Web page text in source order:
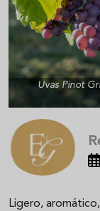
Uvas Pinot
Ligero,